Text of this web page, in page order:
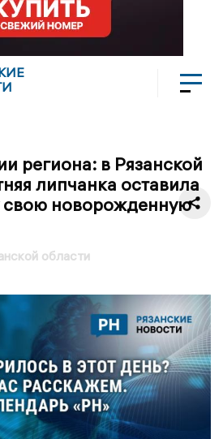
региона: в Рязанской
липчанка оставила
свою новорожденную
области